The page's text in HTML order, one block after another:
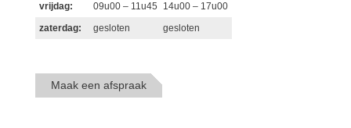
vrijdag:
09u00 – 11u45
14u00 – 17u00
zaterdag:
gesloten gesloten
Maak een afspraak